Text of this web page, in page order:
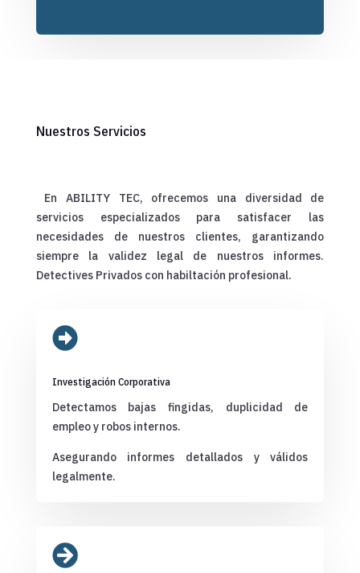
Nuestros Servicios
En ABILITY TEC, ofrecemos una diversidad de
servicios especializados para satisfacer las
necesidades de nuestros clientes, garantizando
siempre la validez legal de nuestros informes.
Detectives Privados con habiltación profesional.

Investigación Corporativa
Detectamos bajas fingidas, duplicidad de
empleo y robos internos.
Asegurando informes detallados y válidos
legalmente.
